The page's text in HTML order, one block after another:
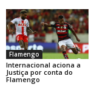
Flamengo
Internacional aciona a
Justiça por conta do
Flamengo